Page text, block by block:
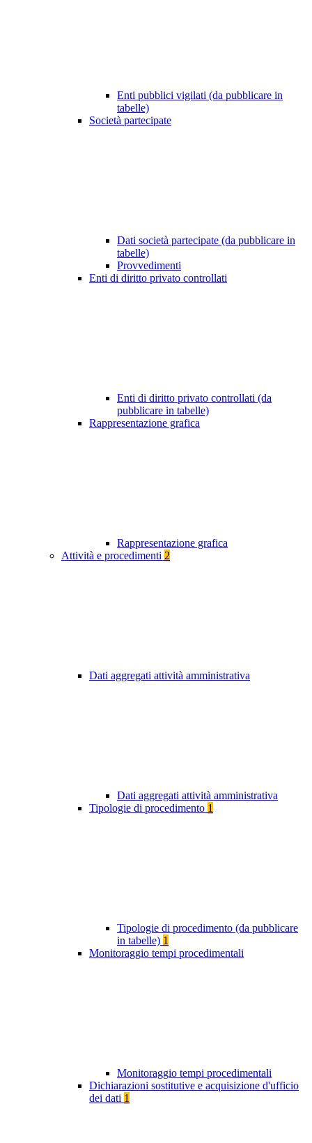
Enti pubblici vigilati (da pubblicare in
tabelle)
Società partecipate
Dati società partecipate (da pubblicare in
tabelle)
Provvedimenti
Enti di diritto privato controllati
Enti di diritto privato controllati (da
pubblicare in tabelle)
Rappresentazione grafica
Rappresentazione grafica
Attività e procedimenti 2
Dati aggregati attività amministrativa
Dati aggregati attività amministrativa
Tipologie di procedimento 1
Tipologie di procedimento (da pubblicare
in tabelle) 1
Monitoraggio tempi procedimentali
Monitoraggio tempi procedimentali
Dichiarazioni sostitutive e acquisizione d'ufficio
dei dati 1